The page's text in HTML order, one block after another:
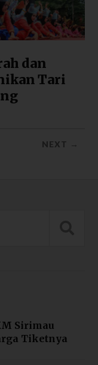
dan
Tari
NEXT →
Sirimau
Tiketnya